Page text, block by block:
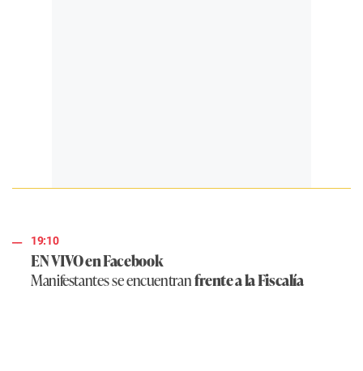
19:10
EN VIVO en Facebook
Manifestantes se encuentranfrente a la Fiscalía